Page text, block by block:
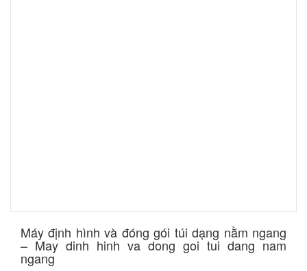
​Máy định hình và đóng gói túi dạng nằm ngang
– May dinh hinh va dong goi tui dang nam
ngang